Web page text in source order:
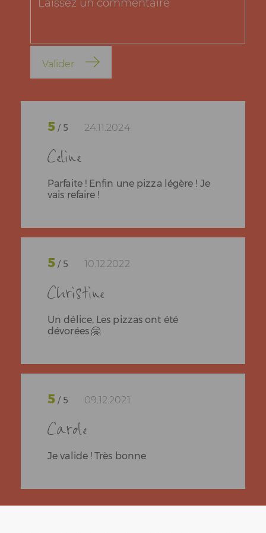
Valider
5 / 5 24.11.2024
Celine
Parfaite ! Enfin une pizza légère ! Je
vais refaire !
5 / 5 10.12.2022
Christine
Un délice, Les pizzas ont été
dévorées.🤗
5 / 5 09.12.2021
Carole
Je valide ! Très bonne